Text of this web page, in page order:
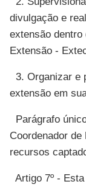
divulgação e
extensão
Extensão -
3. Organizar e
extensão em
Parágrafo
Coordenador
recursos
Artigo 7º -